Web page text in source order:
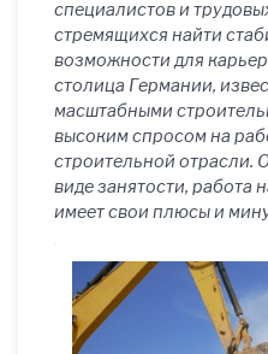
специалистов и
стремящихся найти
возможности для
столица Германии,
масштабными
высоким спросом на
строительной отрасли.
виде занятости, работа
имеет свои плюсы и